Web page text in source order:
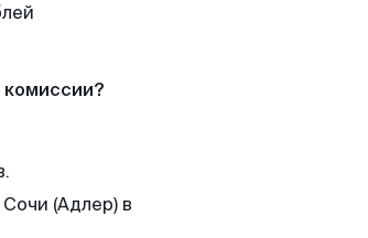
комиссии?
(Адлер) в